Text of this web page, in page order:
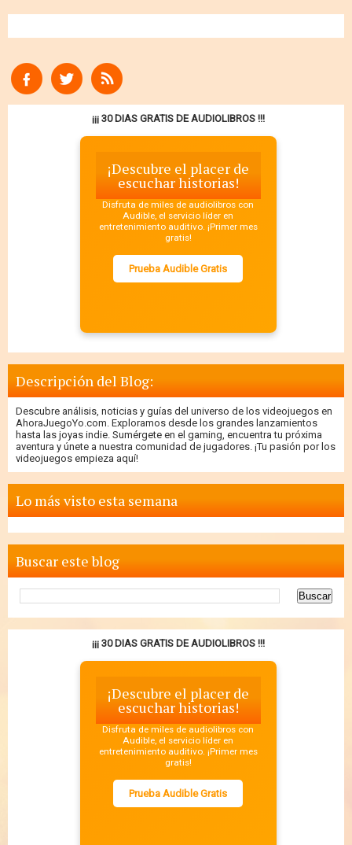
¡¡¡ 30 DIAS GRATIS DE AUDIOLIBROS !!!
¡Descubre el placer de
escuchar historias!
Disfruta de miles de audiolibros con
Audible, el servicio líder en
entretenimiento auditivo. ¡Primer mes
gratis!
Prueba Audible Gratis
Descripción del Blog:
Descubre análisis, noticias y guías del universo de los videojuegos en
AhoraJuegoYo.com. Exploramos desde los grandes lanzamientos
hasta las joyas indie. Sumérgete en el gaming, encuentra tu próxima
aventura y únete a nuestra comunidad de jugadores. ¡Tu pasión por los
videojuegos empieza aquí!
Lo más visto esta semana
Buscar este blog
¡¡¡ 30 DIAS GRATIS DE AUDIOLIBROS !!!
¡Descubre el placer de
escuchar historias!
Disfruta de miles de audiolibros con
Audible, el servicio líder en
entretenimiento auditivo. ¡Primer mes
gratis!
Prueba Audible Gratis